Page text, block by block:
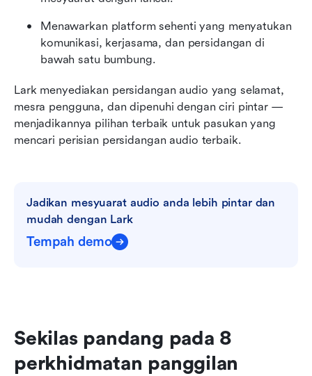
Menawarkan platform sehenti yang menyatukan
komunikasi, kerjasama, dan persidangan di
bawah satu bumbung.
Lark menyediakan persidangan audio yang selamat,
mesra pengguna, dan dipenuhi dengan ciri pintar —
menjadikannya pilihan terbaik untuk pasukan yang
mencari perisian persidangan audio terbaik.
Jadikan mesyuarat audio anda lebih pintar dan
mudah dengan Lark
Tempah demo
Sekilas pandang pada 8
perkhidmatan panggilan